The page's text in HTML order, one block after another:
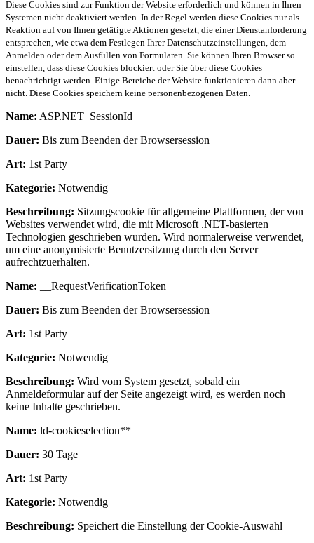
Diese Cookies sind zur Funktion der Website erforderlich und können in Ihren
Systemen nicht deaktiviert werden. In der Regel werden diese Cookies nur als
Reaktion auf von Ihnen getätigte Aktionen gesetzt, die einer Dienstanforderung
entsprechen, wie etwa dem Festlegen Ihrer Datenschutzeinstellungen, dem
Anmelden oder dem Ausfüllen von Formularen. Sie können Ihren Browser so
einstellen, dass diese Cookies blockiert oder Sie über diese Cookies
benachrichtigt werden. Einige Bereiche der Website funktionieren dann aber
nicht. Diese Cookies speichern keine personenbezogenen Daten.
Name: ASP.NET_SessionId
Dauer: Bis zum Beenden der Browsersession
Art: 1st Party
Kategorie: Notwendig
Beschreibung: Sitzungscookie für allgemeine Plattformen, der von
Websites verwendet wird, die mit Microsoft .NET-basierten
Technologien geschrieben wurden. Wird normalerweise verwendet,
um eine anonymisierte Benutzersitzung durch den Server
aufrechtzuerhalten.
Name: __RequestVerificationToken
Dauer: Bis zum Beenden der Browsersession
Art: 1st Party
Kategorie: Notwendig
Beschreibung: Wird vom System gesetzt, sobald ein
Anmeldeformular auf der Seite angezeigt wird, es werden noch
keine Inhalte geschrieben.
Name: ld-cookieselection**
Dauer: 30 Tage
Art: 1st Party
Kategorie: Notwendig
Beschreibung: Speichert die Einstellung der Cookie-Auswahl